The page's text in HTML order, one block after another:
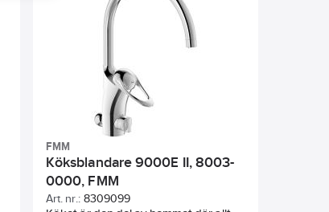
FMM
Köksblandare 9000E II, 8003-
0000, FMM
Art. nr.: 8309099